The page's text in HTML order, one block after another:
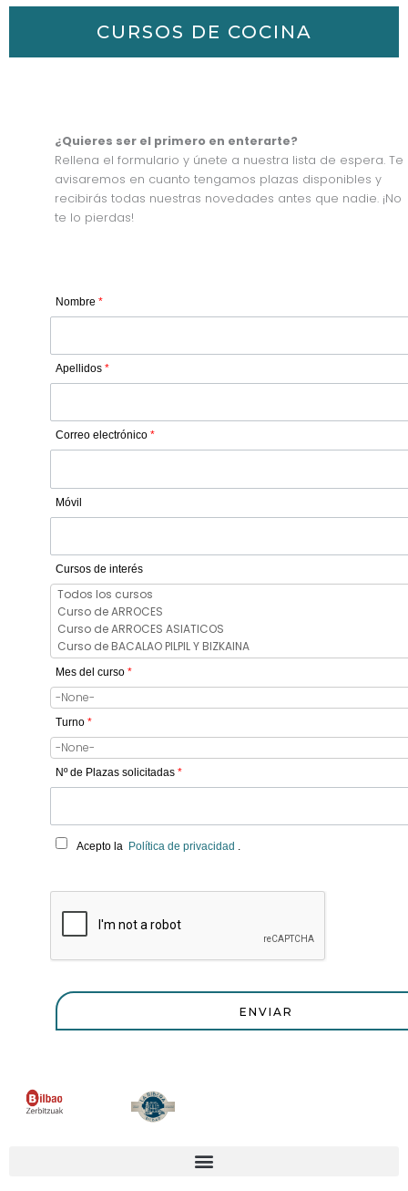
CURSOS DE COCINA
¿Quieres ser el primero en enterarte?
Rellena el formulario y únete a nuestra lista de espera. Te
avisaremos en cuanto tengamos plazas disponibles y
recibirás todas nuestras novedades antes que nadie. ¡No
te lo pierdas!
Nombre *
Apellidos *
Correo electrónico *
Móvil
Cursos de interés
Mes del curso *
Turno *
Nº de Plazas solicitadas *
Acepto la Política de privacidad .